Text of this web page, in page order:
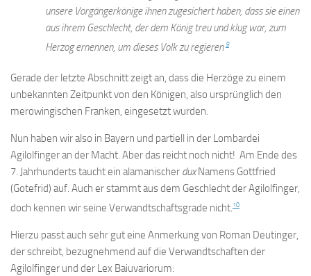
unsere Vorgängerkönige ihnen zugesichert haben, dass sie einen
aus ihrem Geschlecht, der dem König treu und klug war, zum
Herzog ernennen, um dieses Volk zu regieren9
Gerade der letzte Abschnitt zeigt an, dass die Herzöge zu einem
unbekannten Zeitpunkt von den Königen, also ursprünglich den
merowingischen Franken, eingesetzt wurden.
Nun haben wir also in Bayern und partiell in der Lombardei
Agilolfinger an der Macht. Aber das reicht noch nicht! Am Ende des
7. Jahrhunderts taucht ein alamanischer duxNamens Gottfried
(Gotefrid) auf. Auch er stammt aus dem Geschlecht der Agilolfinger,
doch kennen wir seine Verwandtschaftsgrade nicht.10
Hierzu passt auch sehr gut eine Anmerkung von Roman Deutinger,
der schreibt, bezugnehmend auf die Verwandtschaften der
Agilolfinger und der Lex Baiuvariorum: